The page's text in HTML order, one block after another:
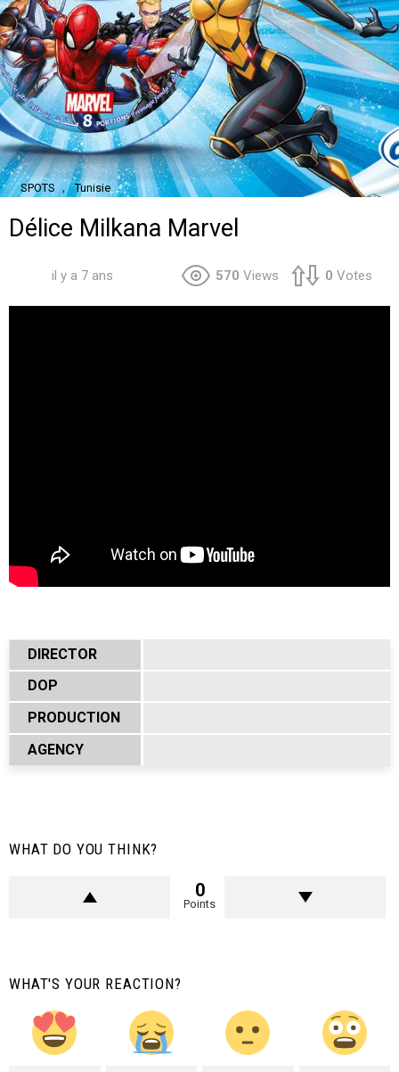
SPOTS , Tunisie
Délice Milkana Marvel
il y a 7 ans 570 Views 0 Votes
DIRECTOR
DOP
PRODUCTION
AGENCY
WHAT DO YOU THINK?
0
Points
WHAT'S YOUR REACTION?